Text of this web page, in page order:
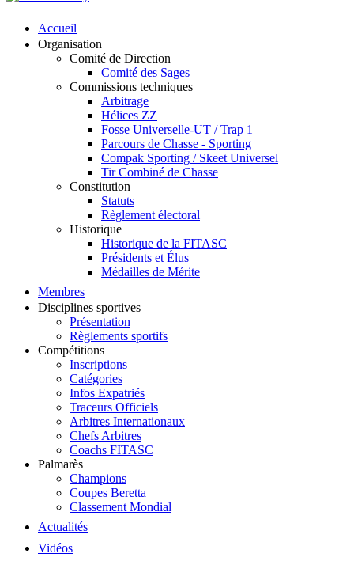
Accueil
Organisation
Comité de Direction
Comité des Sages
Commissions techniques
Arbitrage
Hélices ZZ
Fosse Universelle-UT / Trap 1
Parcours de Chasse - Sporting
Compak Sporting / Skeet Universel
Tir Combiné de Chasse
Constitution
Statuts
Règlement électoral
Historique
Historique de la FITASC
Présidents et Élus
Médailles de Mérite
Membres
Disciplines sportives
Présentation
Règlements sportifs
Compétitions
Inscriptions
Catégories
Infos Expatriés
Traceurs Officiels
Arbitres Internationaux
Chefs Arbitres
Coachs FITASC
Palmarès
Champions
Coupes Beretta
Classement Mondial
Actualités
Vidéos